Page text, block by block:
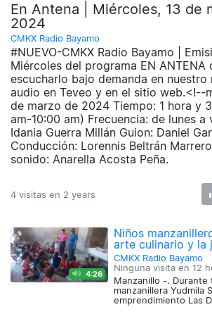
En Antena | Miércoles, 13 de
2024
CMKX Radio Bayamo
#NUEVO-CMKX Radio Bayamo |
Miércoles del programa EN ANTENA
escucharlo bajo demanda en
audio en Teveo y en el sitio web.<!--
de marzo de 2024 Tiempo: 1 hora y
am-10:00 am) Frecuencia: de lunes a
Idania Guerra Millán Guion: Daniel
Conducción: Lorennis Beltrán
sonido: Anarella Acosta Peña.
4 visitas en 2 years
4:26
Niños
arte culinario y la
CMKX Radio Bayamo
Ninguna visita en 12
Manzanillo -. Durante
manzanillera Yudmila
emprendimiento Las